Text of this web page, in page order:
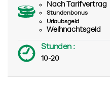
Nach Tarifvertrag
Stundenbonus
Urlaubsgeld
Weihnachtsgeld
Stunden :
10-20